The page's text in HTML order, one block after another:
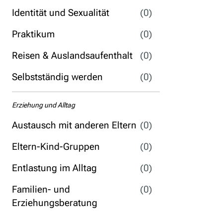
Identität und Sexualität
(0)
Praktikum
(0)
Reisen & Auslandsaufenthalt
(0)
Selbstständig werden
(0)
Erziehung und Alltag
Austausch mit anderen Eltern (0)
Eltern-Kind-Gruppen
(0)
Entlastung im Alltag
(0)
Familien- und
Erziehungsberatung
(0)